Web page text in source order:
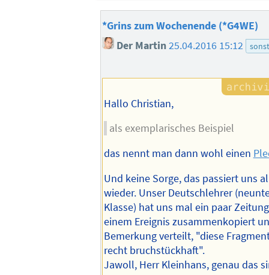
*Grins zum Wochenende (*G4WE)
Der Martin25.04.2016 15:12
Hallo Christian,
als exemplarisches Beispiel
das nennt man dann wohl einen
Und keine Sorge, das passiert uns
wieder. Unser Deutschlehrer
Klasse) hat uns mal ein paar
einem Ereignis zusammenkopiert
Bemerkung verteilt, "diese
recht bruchstückhaft".
Jawoll, Herr Kleinhans, genau das